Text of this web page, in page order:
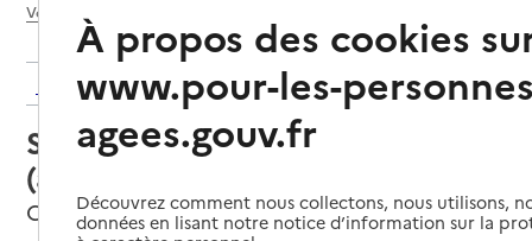
Voir le fil d’Ariane
Retour aux résultats de l'annuaire
Service autonomie à domicile
(aide) – Services du CCAS
Clisson, LOIRE-ATLANTIQUE
À propos des cookies
www.pour-les-
agees.gouv.fr
Découvrez comment nous collectons, nous utilisons,
données en lisant notre notice d’information sur la